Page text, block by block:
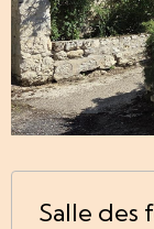
Salle des